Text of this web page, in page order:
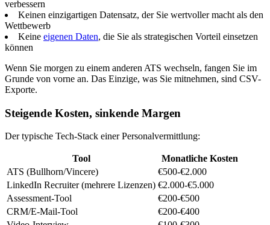
verbessern
Keinen einzigartigen Datensatz, der Sie wertvoller macht als den
Wettbewerb
Keine eigenen Daten, die Sie als strategischen Vorteil einsetzen
können
Wenn Sie morgen zu einem anderen ATS wechseln, fangen Sie im
Grunde von vorne an. Das Einzige, was Sie mitnehmen, sind CSV-
Exporte.
Steigende Kosten, sinkende Margen
Der typische Tech-Stack einer Personalvermittlung:
Tool
Monatliche Kosten
ATS (Bullhorn/Vincere)
€500-€2.000
LinkedIn Recruiter (mehrere Lizenzen) €2.000-€5.000
Assessment-Tool
€200-€500
CRM/E-Mail-Tool
€200-€400